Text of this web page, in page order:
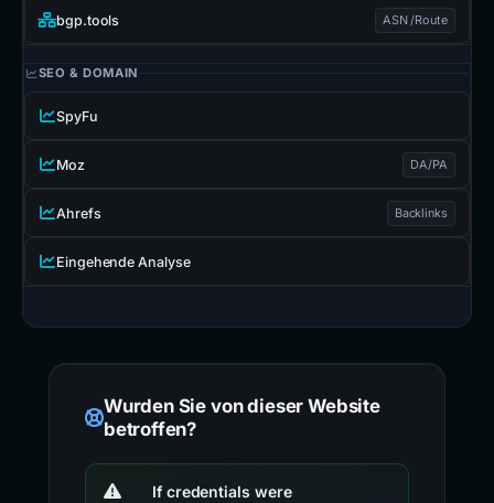
bgp.tools ASN /Route
SEO & DOMAIN
SpyFu
Moz DA/PA
Ahrefs Backlinks
Eingehende Analyse
Wurden Sie von dieser Website
betroffen?
If credentials were